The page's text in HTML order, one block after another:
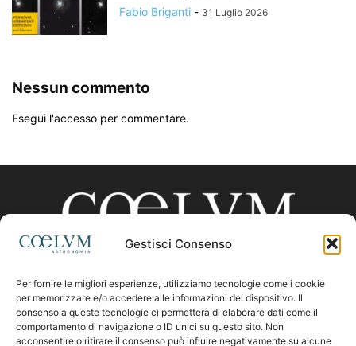
Gestisci Consenso
Per fornire le migliori esperienze, utilizziamo tecnologie come i cookie
per memorizzare e/o accedere alle informazioni del dispositivo. Il
consenso a queste tecnologie ci permetterà di elaborare dati come il
comportamento di navigazione o ID unici su questo sito. Non
acconsentire o ritirare il consenso può influire negativamente su alcune
Fabio Briganti - 31 Luglio 2026
Nessun commento
Esegui l'accesso per commentare.
CHI SIAMO